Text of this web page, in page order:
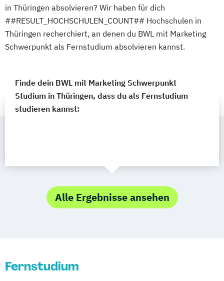
in Thüringen absolvieren? Wir haben für dich
##RESULT_HOCHSCHULEN_COUNT## Hochschulen in
Thüringen recherchiert, an denen du BWL mit Marketing
Schwerpunkt als Fernstudium absolvieren kannst.
Finde dein BWL mit Marketing Schwerpunkt
Studium in Thüringen, dass du als Fernstudium
studieren kannst:
Alle Ergebnisse ansehen
Fernstudium